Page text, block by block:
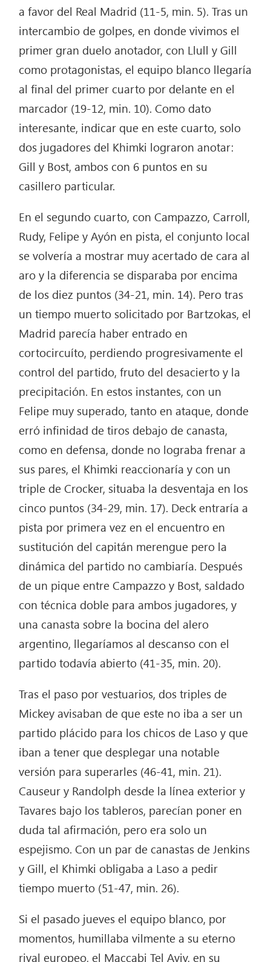
a favor del Real Madrid (11-5, min. 5). Tras un
intercambio de golpes, en donde vivimos el
primer gran duelo anotador, con Llull y Gill
como protagonistas, el equipo blanco llegaría
al final del primer cuarto por delante en el
marcador (19-12, min. 10). Como dato
interesante, indicar que en este cuarto, solo
dos jugadores del Khimki lograron anotar:
Gill y Bost, ambos con 6 puntos en su
casillero particular.
En el segundo cuarto, con Campazzo, Carroll,
Rudy, Felipe y Ayón en pista, el conjunto local
se volvería a mostrar muy acertado de cara al
aro y la diferencia se disparaba por encima
de los diez puntos (34-21, min. 14). Pero tras
un tiempo muerto solicitado por Bartzokas, el
Madrid parecía haber entrado en
cortocircuíto, perdiendo progresivamente el
control del partido, fruto del desacierto y la
precipitación. En estos instantes, con un
Felipe muy superado, tanto en ataque, donde
erró infinidad de tiros debajo de canasta,
como en defensa, donde no lograba frenar a
sus pares, el Khimki reaccionaría y con un
triple de Crocker, situaba la desventaja en los
cinco puntos (34-29, min. 17). Deck entraría a
pista por primera vez en el encuentro en
sustitución del capitán merengue pero la
dinámica del partido no cambiaría. Después
de un pique entre Campazzo y Bost, saldado
con técnica doble para ambos jugadores, y
una canasta sobre la bocina del alero
argentino, llegaríamos al descanso con el
partido todavía abierto (41-35, min. 20).
Tras el paso por vestuarios, dos triples de
Mickey avisaban de que este no iba a ser un
partido plácido para los chicos de Laso y que
iban a tener que desplegar una notable
versión para superarles (46-41, min. 21).
Causeur y Randolph desde la línea exterior y
Tavares bajo los tableros, parecían poner en
duda tal afirmación, pero era solo un
espejismo. Con un par de canastas de Jenkins
y Gill, el Khimki obligaba a Laso a pedir
tiempo muerto (51-47, min. 26).
Si el pasado jueves el equipo blanco, por
momentos, humillaba vilmente a su eterno
rival europeo, el Maccabi Tel Aviv, en su